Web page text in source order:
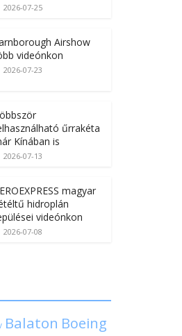
2026-07-25
Airshow
videónkon
2026-07-23
űrrakéta
Kínában is
2026-07-13
magyar
hidroplán
videónkon
2026-07-08
Balaton Boeing